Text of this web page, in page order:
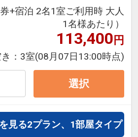
券+宿泊 2名1室ご利用時 大人
1名様あたり）
113,400円
： 3室(08月07日13:00時点)
選択
見る2プラン、1部屋タイプ